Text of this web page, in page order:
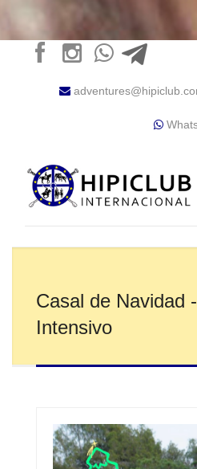
Casal de Navidad
Intensivo